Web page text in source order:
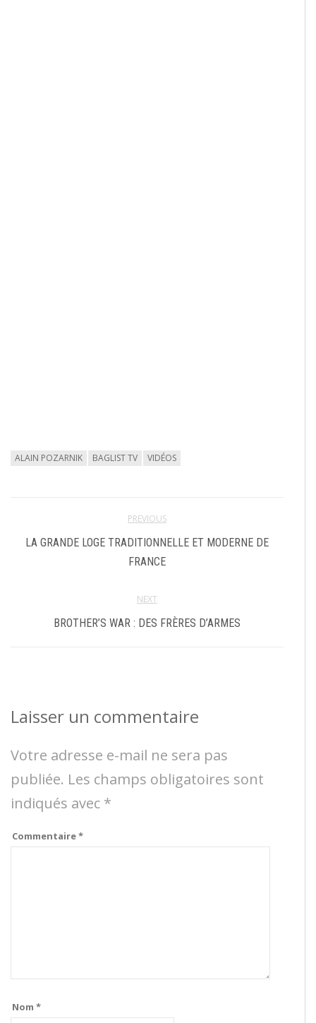
ALAIN POZARNIK BAGLIST TV VIDÉOS
PREVIOUS
LA GRANDE LOGE TRADITIONNELLE ET MODERNE DE
FRANCE
NEXT
BROTHER’S WAR : DES FRÈRES D’ARMES
Laisser un commentaire
Votre adresse e-mail ne sera pas
publiée. Les champs obligatoires sont
indiqués avec *
Commentaire*
Nom *